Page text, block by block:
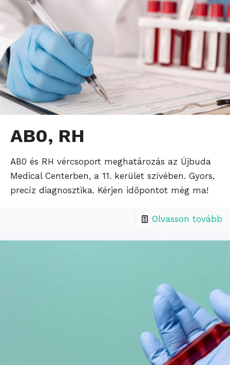
AB0, RH
AB0 és RH vércsoport meghatározás az Újbuda
Medical Centerben, a 11. kerület szívében. Gyors,
precíz diagnosztika. Kérjen időpontot még ma!
Olvasson tovább